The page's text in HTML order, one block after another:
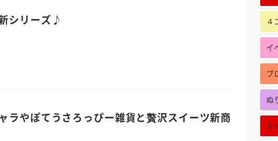
シリーズ♪
ラやぽてうさろっぴー雑貨と贅沢スイーツ新商
４
イ
ブ
ぬ
キ